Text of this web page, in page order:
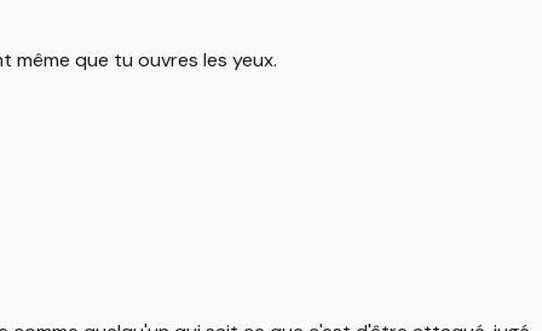
que tu ouvres les yeux.